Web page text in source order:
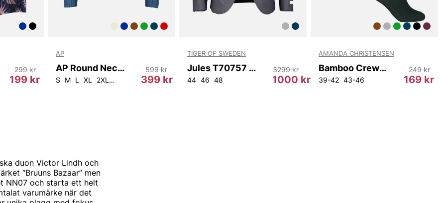
199 kr
299 kr
AP
AP Round Neck 1691
S M L XL 2XL 3XL 4XL399 kr
599 kr
TIGER OF SWEDEN
Jules T70757 284
44 46 48 1000 kr
3299 kr
AMANDA CHRISTENSEN
Bamboo Crew Sock
39-42 43-46 169 kr
249 kr
duon Victor Lindh och
“Bruuns Bazaar” men
NN07 och starta ett helt
varumärke när det